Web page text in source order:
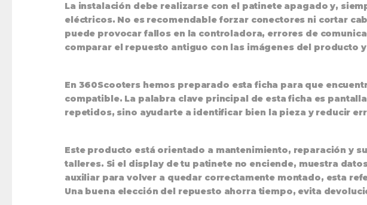
La instalación debe realizarse con el patinete apagado y,
eléctricos. No es recomendable forzar conectores ni cortar
puede provocar fallos en la controladora, errores de
comparar el repuesto antiguo con las imágenes del producto
En 360Scooters hemos preparado esta ficha para que
compatible. La palabra clave principal de esta ficha es
repetidos, sino ayudarte a identificar bien la pieza y reducir
Este producto está orientado a mantenimiento, reparación y
talleres. Si el display de tu patinete no enciende, muestra
auxiliar para volver a quedar correctamente montado, esta
Una buena elección del repuesto ahorra tiempo, evita